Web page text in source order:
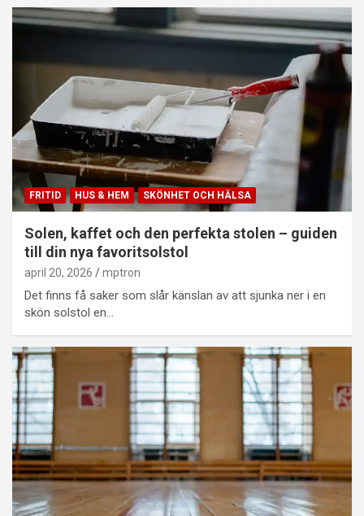
FRITID HUS & HEM SKÖNHET OCH HÄLSA
Solen, kaffet och den perfekta stolen – guiden
till din nya favoritsolstol
april 20, 2026 mptron
Det finns få saker som slår känslan av att sjunka ner i en
skön solstol en…